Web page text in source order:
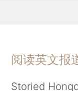
阅读英文报
Storied